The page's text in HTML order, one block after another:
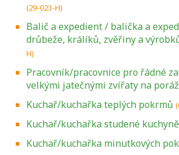
(29-023-H)
Balič a expedient / balička a
drůbeže, králíků, zvěřiny a
H)
Pracovník/pracovnice pro řádné
velkými jatečnými zvířaty na
Kuchař/kuchařka teplých pokrmů
Kuchař/kuchařka studené kuchyně
Kuchař/kuchařka minutkových